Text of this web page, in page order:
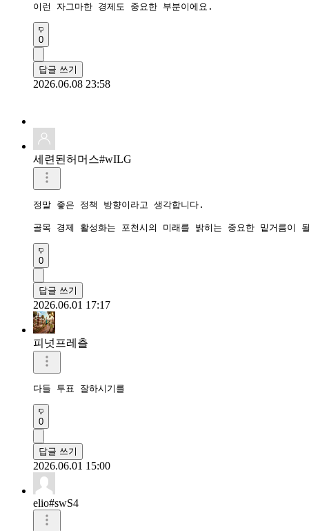
이런 자그마한 경제도 중요한 부분이에요.
0
답글 쓰기
2026.06.08 23:58
세련된허머스#wILG
정말 좋은 정책 방향이라고 생각합니다.
골목 경제 활성화는 포천시의 미래를 밝히는 중요한 밑거름이
0
답글 쓰기
2026.06.01 17:17
피넛프레츨
다들 투표 잘하시기를
0
답글 쓰기
2026.06.01 15:00
elio#swS4